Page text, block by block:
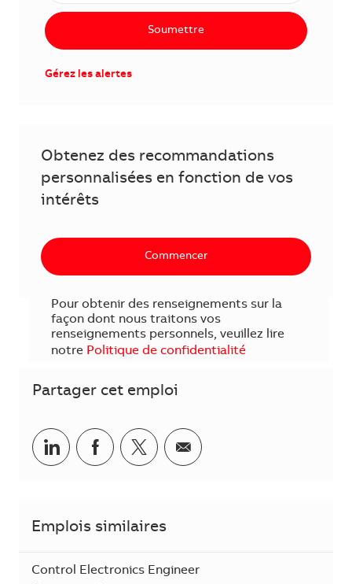
Soumettre
Gérez les alertes
Obtenez des recommandations
personnalisées en fonction de vos
intérêts
Commencer
Pour obtenir des renseignements sur la
façon dont nous traitons vos
renseignements personnels, veuillez lire
notre Politique de confidentialité
Partager cet emploi
Partager sur LinkedIn
Partager sur Facebook
Share via twitter
Partager par courriel
Emplois similaires
Control Electronics Engineer